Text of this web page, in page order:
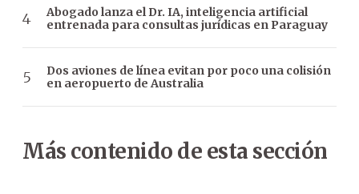
Abogado lanza el Dr. IA, inteligencia artificial
entrenada para consultas jurídicas en Paraguay
Dos aviones de línea evitan por poco una colisión
en aeropuerto de Australia
Más contenido de esta sección